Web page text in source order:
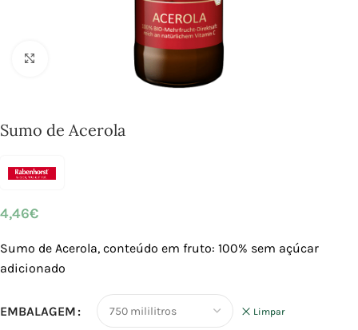
Sumo de Acerola
4,46€
Sumo de Acerola, conteúdo em fruto: 100% sem açúcar
adicionado
EMBALAGEM Limpar